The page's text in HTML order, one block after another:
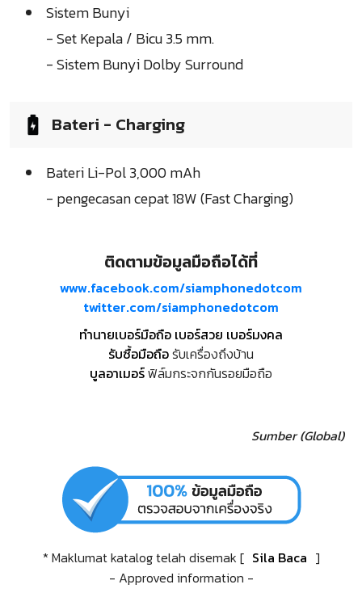
Sistem Bunyi
- Set Kepala / Bicu 3.5 mm.
- Sistem Bunyi Dolby Surround
Bateri - Charging
Bateri Li-Pol 3,000 mAh
- pengecasan cepat 18W (Fast Charging)
ติดตามข้อมูลมือถือได้ที่
www.facebook.com/siamphonedotcom
twitter.com/siamphonedotcom
ทำนายเบอร์มือถือ เบอร์สวย เบอร์มงคล
รับซื้อมือถือรับเครื่องถึงบ้าน
บูลอาเมอร์ฟิล์มกระจกกันรอยมือถือ
Sumber (Global)
* Maklumat katalog telah disemak [ Sila Baca ]
- Approved information -